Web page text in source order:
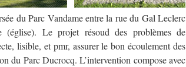
du Parc Vandame entre la rue du Gal Leclerc
Le projet résoud des problèmes de
lisible, et pmr, assurer le bon écoulement des
du Parc Ducrocq. L’intervention compose avec